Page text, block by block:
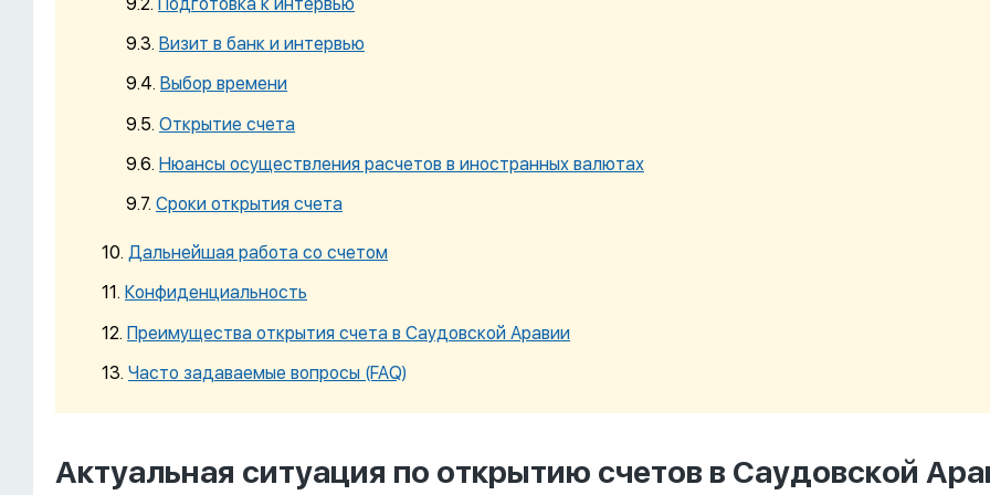
Визит в банк и интервью
Выбор времени
Открытие счета
Нюансы осуществления расчетов в иностранных валютах
Сроки открытия счета
Дальнейшая работа со счетом
Конфиденциальность
Преимущества открытия счета в Саудовской Аравии
Часто задаваемые вопросы (FAQ)
Актуальная ситуация по открытию счетов в Саудовской